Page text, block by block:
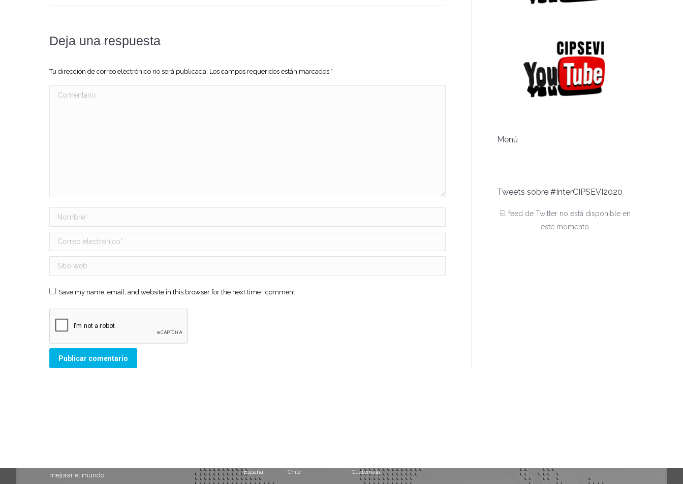
Deja una respuesta
Tu dirección de correo electrónico no será publicada. Los campos requeridos están marcados *
Comentario
Nombre *
Correo electrónico *
Sitio web
Save my name, email, and website in this browser for the next time I comment.
Publicar comentario
Menú
Tweets sobre #InterCIPSEVI2020
El feed de Twitter no está disponible en
este momento.
mejorar el mundo.
España Chile Guatemala